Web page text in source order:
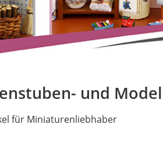
und
für Miniaturenliebhaber